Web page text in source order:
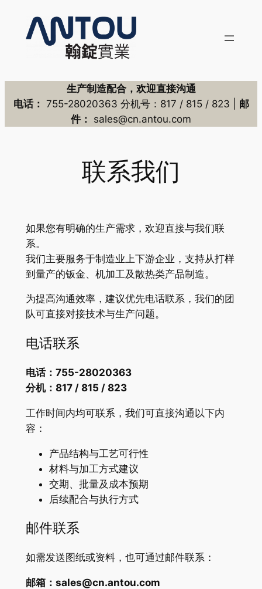
content
生产制造配合，欢迎直接沟通
电话： 755-28020363 分机号：817 / 815 / 823 | 邮
件： sales@cn.antou.com
联系我们
如果您有明确的生产需求，欢迎直接与我们联
系。
我们主要服务于制造业上下游企业，支持从打样
到量产的钣金、机加工及散热类产品制造。
为提高沟通效率，建议优先电话联系，我们的团
队可直接对接技术与生产问题。
电话联系
电话：755-28020363
分机：817 / 815 / 823
工作时间内均可联系，我们可直接沟通以下内
容：
产品结构与工艺可行性
材料与加工方式建议
交期、批量及成本预期
后续配合与执行方式
邮件联系
如需发送图纸或资料，也可通过邮件联系：
邮箱： sales@cn.antou.com